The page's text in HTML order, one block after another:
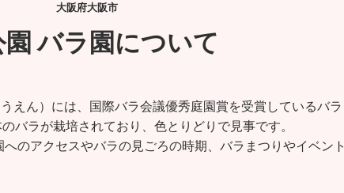
大阪府大阪市
バラ園について
えん）には、国際バラ会議優秀庭園賞を受賞しているバラ
バラが栽培されており、色とりどりで見事です。
のアクセスやバラの見ごろの時期、バラまつりやイベント